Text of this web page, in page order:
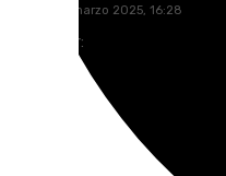
jueves, 27 marzo 2025, 16:28
Compartir: